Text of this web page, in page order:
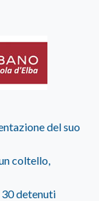
del suo
coltello,
30 detenuti